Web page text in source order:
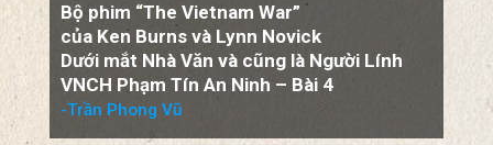
Bộ phim “The Vietnam War”
của Ken Burns và Lynn Novick
Dưới mắt Nhà Văn và cũng là Người Lính
VNCH Phạm Tín An Ninh – Bài 4
-Trần Phong Vũ